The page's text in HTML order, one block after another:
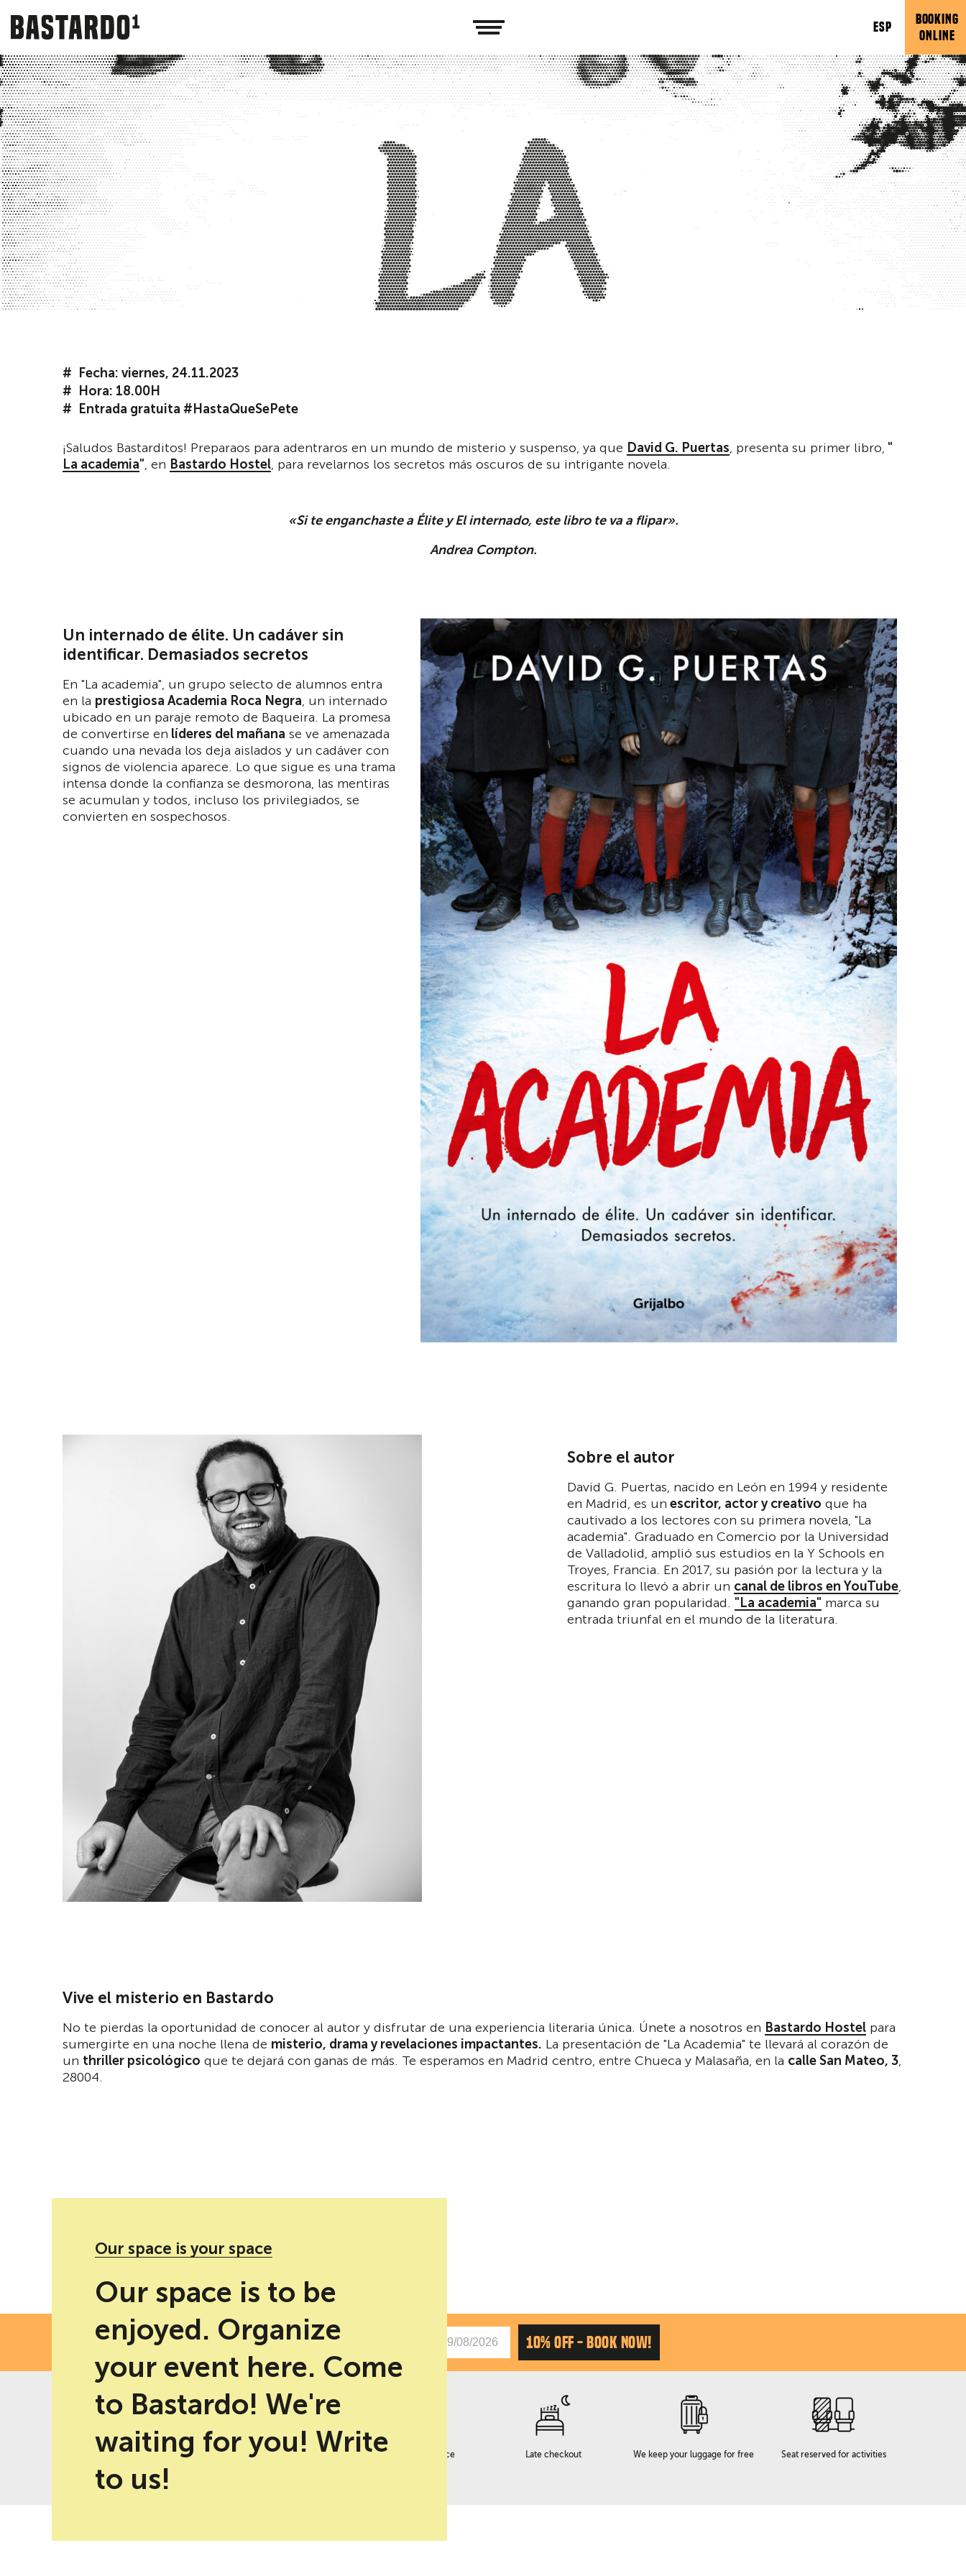
ESP
BOOKING
ONLINE
Fecha: viernes, 24.11.2023
Hora: 18.00H
Entrada gratuita #HastaQueSePete
¡Saludos Bastarditos! Preparaos para adentraros en un mundo de misterio y suspenso, ya que David G. Puertas, presenta su primer libro, "
La academia", en Bastardo Hostel, para revelarnos los secretos más oscuros de su intrigante novela.
«Si te enganchaste a Élite yEl internado, este libro te va a flipar».
Andrea Compton.
Un internado de élite. Un cadáver sin
identificar. Demasiados secretos
En "La academia", un grupo selecto de alumnos entra
en la prestigiosa Academia Roca Negra, un internado
ubicado en un paraje remoto de Baqueira. La promesa
de convertirse en líderes del mañana se ve amenazada
cuando una nevada los deja aislados y un cadáver con
signos de violencia aparece. Lo que sigue es una trama
intensa donde la confianza se desmorona, las mentiras
se acumulan y todos, incluso los privilegiados, se
convierten en sospechosos.
Sobre el autor
David G. Puertas, nacido en León en 1994 y residente
en Madrid, es un escritor, actor y creativo que ha
cautivado a los lectores con su primera novela, "La
academia". Graduado en Comercio por la Universidad
de Valladolid, amplió sus estudios en la Y Schools en
Troyes, Francia. En 2017, su pasión por la lectura y la
escritura lo llevó a abrir un canal de libros en YouTube,
ganando gran popularidad. "La academia" marca su
entrada triunfal en el mundo de la literatura.
Vive el misterio en Bastardo
No te pierdas la oportunidad de conocer al autor y disfrutar de una experiencia literaria única. Únete a nosotros en Bastardo Hostel para
sumergirte en una noche llena de misterio, drama y revelaciones impactantes. La presentación de "La Academia" te llevará al corazón de
un thriller psicológico que te dejará con ganas de más. Te esperamos en Madrid centro, entre Chueca y Malasaña, en la calle San Mateo, 3,
28004.
FECHAS 10% OFF - BOOK NOW!
-10% discount for direct bookings
Best price guaranteed Early checkin service Late checkout We keep your luggage for free Seat reserved for activities
Our space is your space
Our space is to be
enjoyed. Organize
your event here. Come
to Bastardo! We're
waiting for you! Write
to us!